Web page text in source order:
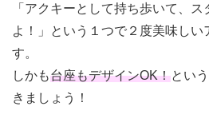
「アクキーとして持ち歩いて、
よ！」という１つで２度美味しい
す。
しかも台座もデザインOK！とい
きましょう！